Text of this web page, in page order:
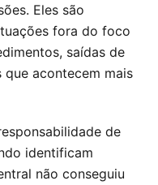
Eles são
fora do foco
saídas de
acontecem mais
de
identificam
não conseguiu